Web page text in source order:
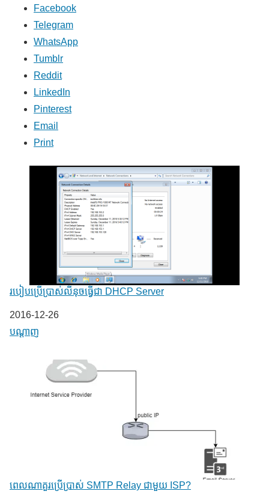
Facebook
Telegram
WhatsApp
Tumblr
Reddit
LinkedIn
Pinterest
Email
Print
របៀបប្រើប្រាស់លីនុចធ្វើជា DHCP Server
Date
2016-12-26
In relation to
បណ្តាញ
ពេលណាគួរប្រើប្រាស់ SMTP Relay ជាមួយ ISP?